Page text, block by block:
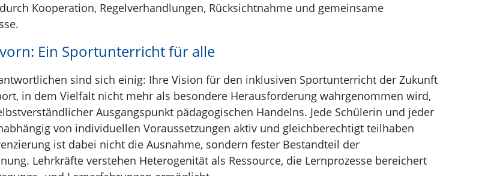
Kooperation, Regelverhandlungen, Rücksichtnahme und gemeinsame
Ein Sportunterricht für alle
sind sich einig: Ihre Vision für den inklusiven Sportunterricht der Zukunft
in dem Vielfalt nicht mehr als besondere Herausforderung wahrgenommen wird,
Ausgangspunkt pädagogischen Handelns. Jede Schülerin und jeder
von individuellen Voraussetzungen aktiv und gleichberechtigt teilhaben
ist dabei nicht die Ausnahme, sondern fester Bestandteil der
Lehrkräfte verstehen Heterogenität als Ressource, die Lernprozesse bereichert